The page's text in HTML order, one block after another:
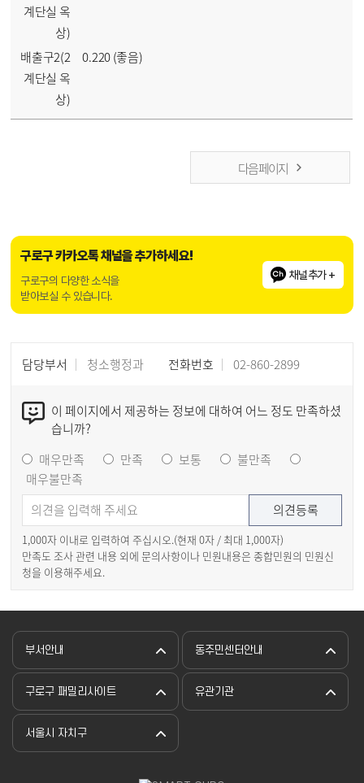
계단실 옥
상)
배출구2(2
계단실 옥
상)
0.220 (좋음)
다음 페이지
구로구 카카오톡 채널을 추가하세요!
구로구의 다양한 소식을
받아보실 수 있습니다.
채널추가 +
담당부서 청소행정과 전화번호 02-860-2899
이 페이지에서 제공하는 정보에 대하여 어느 정도 만족하셨
습니까?
매우만족
만족 보통
불만족
매우불만족
1,000자 이내로 입력하여 주십시오.(현재 0자 / 최대 1,000자)
만족도 조사 관련 내용 외에 문의사항이나 민원내용은 종합민원의 민원신
청을 이용해주세요.
부서안내 동주민센터안내
구로구 패밀리사이트 유관기관
서울시 자치구